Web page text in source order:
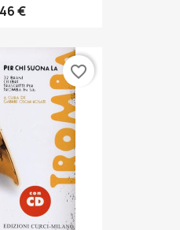
€
favorite_border